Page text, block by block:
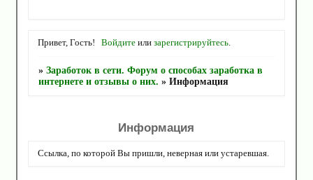
Привет, Гость! Войдите илизарегистрируйтесь.
»Заработок в сети. Форум о способах заработка в
интернете и отзывы о них. »Информация
Информация
Ссылка, по которой Вы пришли, неверная или устаревшая.